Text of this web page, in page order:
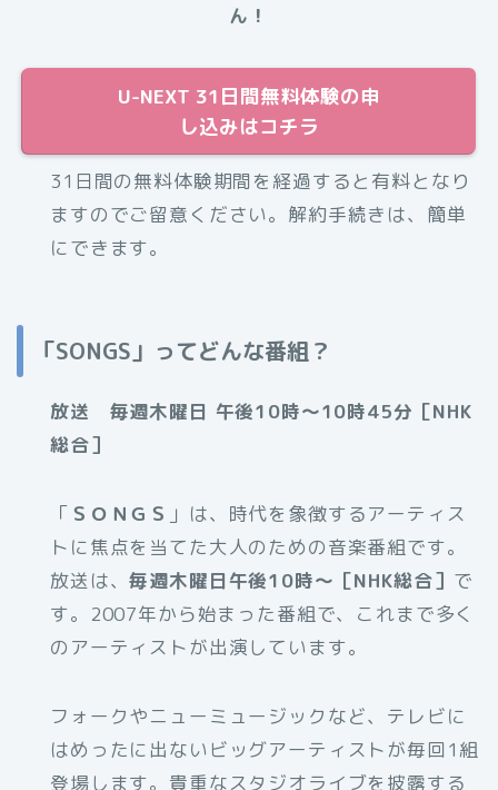
ん！
U-NEXT 31日間無料体験の申
し込みはコチラ
31日間の無料体験期間を経過すると有料となり
ますのでご留意ください。解約手続きは、簡単
にできます。
「SONGS」ってどんな番組？
放送 毎週木曜日 午後10時～10時45分［NHK
総合］
「 ＳＯＮＧＳ 」は、時代を象徴するアーティス
トに焦点を当てた大人のための音楽番組です。
放送は、毎週木曜日午後10時～［NHK総合］ で
す。2007年から始まった番組で、これまで多く
のアーティストが出演しています。
フォークやニューミュージックなど、テレビに
はめったに出ないビッグアーティストが毎回1組
登場します。貴重なスタジオライブを披露する